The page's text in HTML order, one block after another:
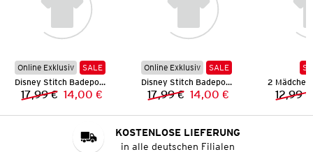
Online Exklusiv
SALE
Disney Stitch Badeponcho
Vorheriger Preis:
17,99 € Neuer Preis:
14,00 €
Online Exklusiv
SALE
Disney Stitch Badeponcho
Vorheriger Preis:
17,99 € Neuer Preis:
14,00 € 12,99 €
KOSTENLOSE LIEFERUNG
in alle deutschen Filialen